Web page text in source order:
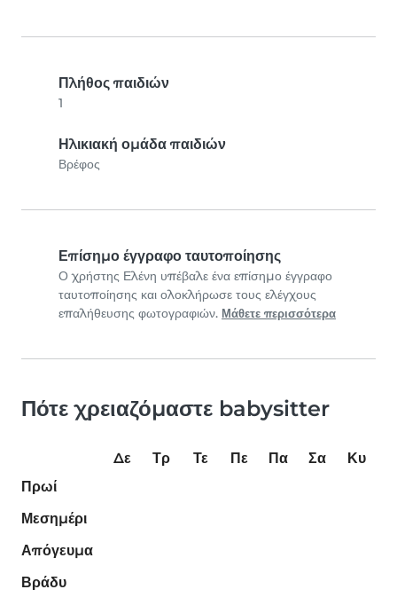
Πλήθος παιδιών
1
Ηλικιακή ομάδα παιδιών
Βρέφος
Επίσημο έγγραφο ταυτοποίησης
Ο χρήστης Ελένη υπέβαλε ένα επίσημο έγγραφο
ταυτοποίησης και ολοκλήρωσε τους ελέγχους
επαλήθευσης φωτογραφιών. Μάθετε περισσότερα
Πότε χρειαζόμαστε babysitter
Δε Τρ Τε Πε Πα Σα
Κυ
Πρωί
Μεσημέρι
Απόγευμα
Βράδυ